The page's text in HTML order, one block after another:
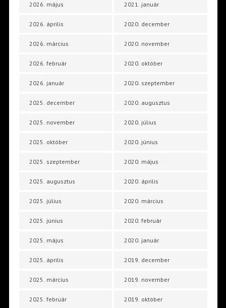
2026. május
2026. április
2026. március
2026. február
2026. január
2025. december
2025. november
2025. október
2025. szeptember
2025. augusztus
2025. július
2025. június
2025. május
2025. április
2025. március
2025. február
2021. január
2020. december
2020. november
2020. október
2020. szeptember
2020. augusztus
2020. július
2020. június
2020. május
2020. április
2020. március
2020. február
2020. január
2019. december
2019. november
2019. október